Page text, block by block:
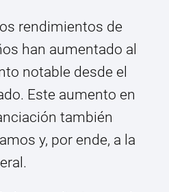
rendimientos de
han aumentado al
notable desde el
Este aumento en
también
y, por ende, a la